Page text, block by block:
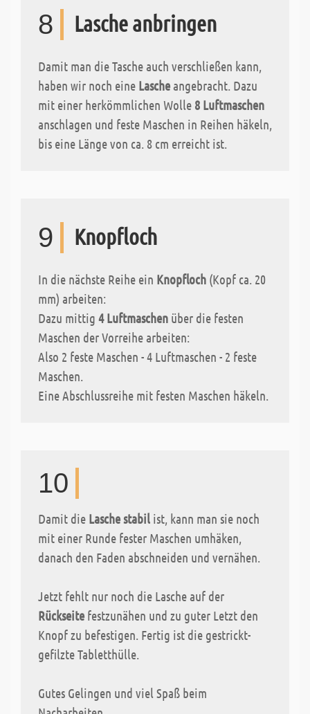
8 Lasche anbringen
Damit man die Tasche auch verschließen kann,
haben wir noch eine Lascheangebracht. Dazu
mit einer herkömmlichen Wolle 8 Luftmaschen
anschlagen und feste Maschen in Reihen häkeln,
bis eine Länge von ca. 8 cm erreicht ist.
9 Knopfloch
In die nächste Reihe ein Knopfloch (Kopf ca. 20
mm) arbeiten:
Dazu mittig 4 Luftmaschen über die festen
Maschen der Vorreihe arbeiten:
Also 2 feste Maschen - 4 Luftmaschen - 2 feste
Maschen.
Eine Abschlussreihe mit festen Maschen häkeln.
10
Damit die Lasche stabil ist, kann man sie noch
mit einer Runde fester Maschen umhäken,
danach den Faden abschneiden und vernähen.
Jetzt fehlt nur noch die Lasche auf der
Rückseite festzunähen und zu guter Letzt den
Knopf zu befestigen. Fertig ist die gestrickt-
gefilzte Tabletthülle.
Gutes Gelingen und viel Spaß beim